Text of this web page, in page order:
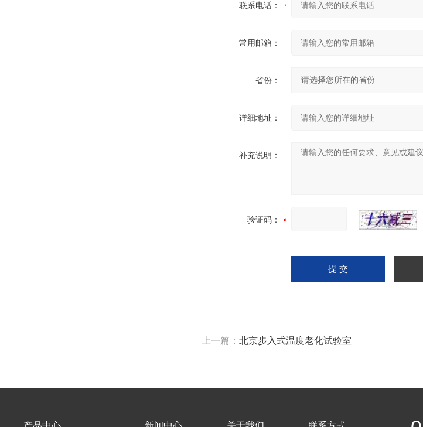
联系电话：
常用邮箱：
省份：
详细地址：
补充说明：
验证码：
上一篇： 北京步入式温度老化试验室